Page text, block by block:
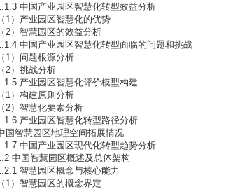
中国产业园区智慧化转型效益分析
（1）产业园区智慧化的优势
（2）智慧园区的效益分析
中国产业园区智慧化转型面临的问题和挑战
（1）问题根源分析
（2）挑战分析
产业园区智慧化评价模型构建
（1）构建原则分析
（2）智慧化要素分析
产业园区智慧化转型路径分析
国智慧园区地理空间拓展情况
中国产业园区现代化转型趋势分析
中国智慧园区概述及总体架构
智慧园区概念与核心能力
（1）智慧园区的概念界定